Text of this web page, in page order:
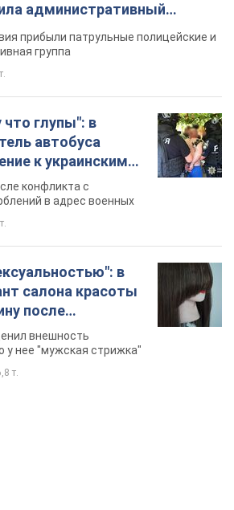
административный
прибыли патрульные полицейские и
группа
глупы": в
автобуса
к украинским
за это.
конфликта с
в адрес военных
в
салона красоты
после
скандал.
внешность
у нее "мужская стрижка"
т.